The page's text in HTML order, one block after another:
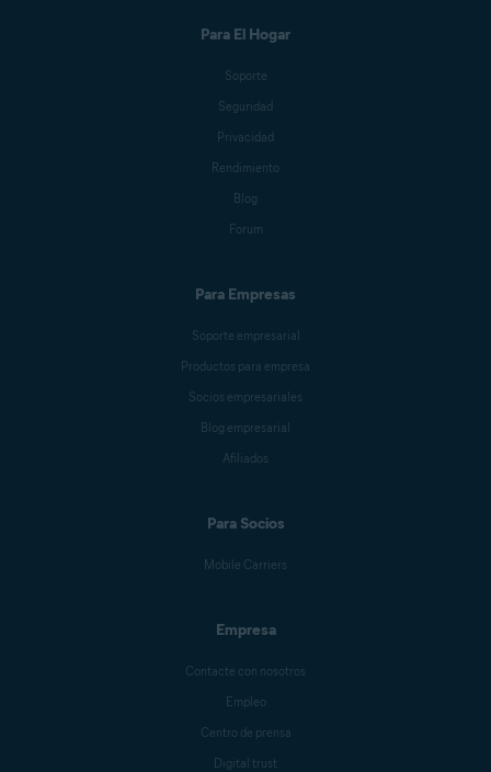
Para El Hogar
Soporte
Seguridad
Privacidad
Rendimiento
Blog
Forum
Para Empresas
Soporte empresarial
Productos para empresa
Socios empresariales
Blog empresarial
Afiliados
Para Socios
Mobile Carriers
Empresa
Contacte con nosotros
Empleo
Centro de prensa
Digital trust